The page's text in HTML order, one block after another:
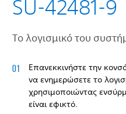
SU-42481-9
Το λογισμικό του
Επανεκκινήστε την
να ενημερώσετε το
χρησιμοποιώντας
είναι εφικτό.